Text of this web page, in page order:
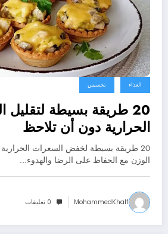
الغذاء تخسيس
20 طريقة بسيطة
الحرارية دون أن تلاحظ
20 طريقة بسيطة لخفض السعرات
الوزن مع الحفاظ على الرضا والهدوء…
MohammedKhalf 0 تعليقات